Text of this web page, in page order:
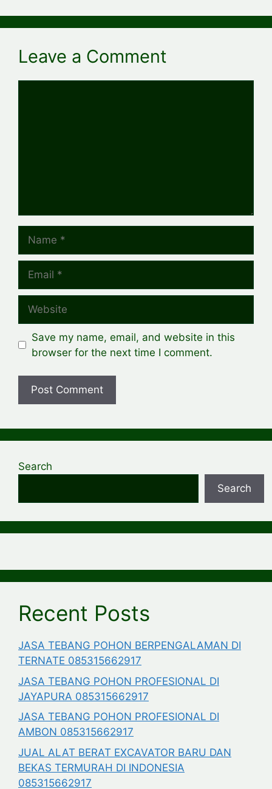
Leave a Comment
Save my name, email, and website in this
browser for the next time I comment.
Search
Search
Recent Posts
JASA TEBANG POHON BERPENGALAMAN DI
TERNATE 085315662917
JASA TEBANG POHON PROFESIONAL DI
JAYAPURA 085315662917
JASA TEBANG POHON PROFESIONAL DI
AMBON 085315662917
JUAL ALAT BERAT EXCAVATOR BARU DAN
BEKAS TERMURAH DI INDONESIA
085315662917